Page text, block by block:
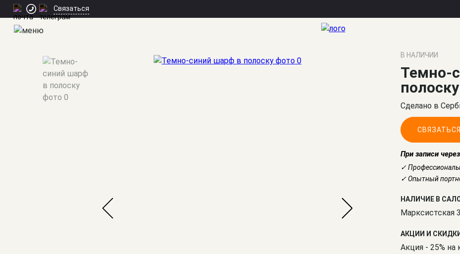
Связаться
Мужские костюмы
В НАЛИЧИИ
Темно-
полоску
Сделано в
СВЯЗАТЬСЯ
При записи
✓
✓ Опытный
НАЛИЧИЕ В
Марксистская
АКЦИИ И СКИДКИ
Акция - 25%